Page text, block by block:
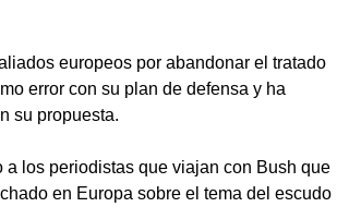
europeos por abandonar el tratado
error con su plan de defensa y ha
su propuesta.
los periodistas que viajan con Bush que
en Europa sobre el tema del escudo